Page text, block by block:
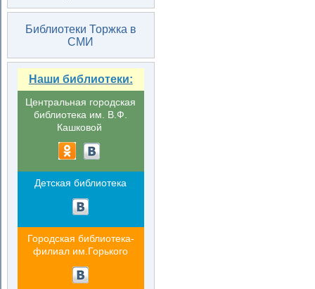
Библиотеки Торжка в
СМИ
Наши библиотеки:
Центральная городская
библиотека им. В.Ф.
Кашковой
Детская библиотека
Городская библиотека-
филиал им.Горького